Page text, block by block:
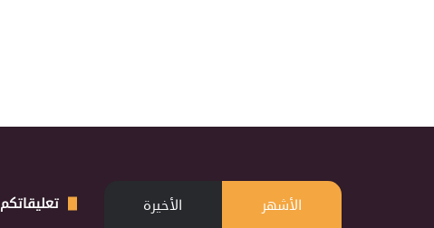
الأشهر الأخيرة تعليقاتكم